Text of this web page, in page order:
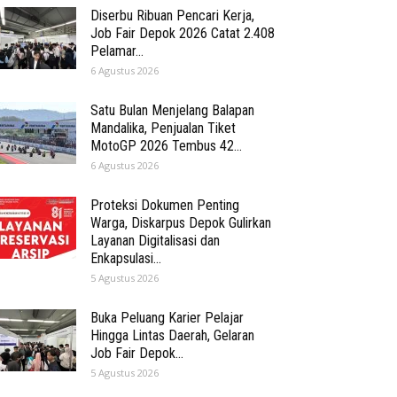
Diserbu Ribuan Pencari Kerja,
Job Fair Depok 2026 Catat 2.408
Pelamar...
6 Agustus 2026
Satu Bulan Menjelang Balapan
Mandalika, Penjualan Tiket
MotoGP 2026 Tembus 42...
6 Agustus 2026
Proteksi Dokumen Penting
Warga, Diskarpus Depok Gulirkan
Layanan Digitalisasi dan
Enkapsulasi...
5 Agustus 2026
Buka Peluang Karier Pelajar
Hingga Lintas Daerah, Gelaran
Job Fair Depok...
5 Agustus 2026